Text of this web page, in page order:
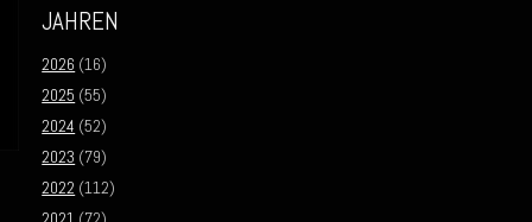
JAHREN
2026 (16)
2025 (55)
2024 (52)
2023 (79)
2022 (112)